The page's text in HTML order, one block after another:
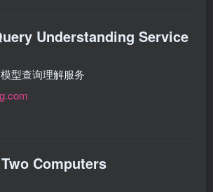
Understanding Service
模型查询理解服务
Computers